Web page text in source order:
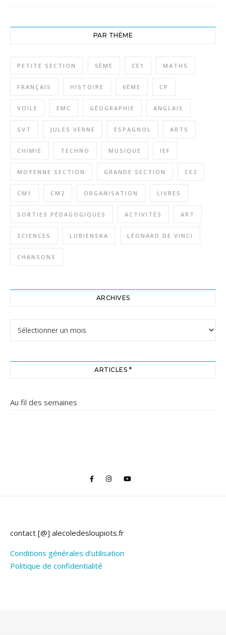
PAR THÈME
PETITE SECTION 5ÈME CE1 MATHS
FRANÇAIS HISTOIRE 6ÈME CP
VOILE EMC GÉOGRAPHIE ANGLAIS
SVT JULES VERNE ESPAGNOL ARTS
CHIMIE TECHNO MUSIQUE IEF
MOYENNE SECTION GRANDE SECTION CE2
CM1 CM2 ORGANISATION LIVRES
SORTIES PÉDAGOGIQUES ACTIVITÉS ART
SCIENCES LUBIENSKA LÉONARD DE VINCI
CHANSONS
ARCHIVES
ARTICLES *
Au fil des semaines
contact [@] alecoledesloupiots.fr
Conditions générales d’utilisation
Politique de confidentialité